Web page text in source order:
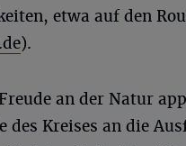
etwa auf den
).
an der Natur
des Kreises an die